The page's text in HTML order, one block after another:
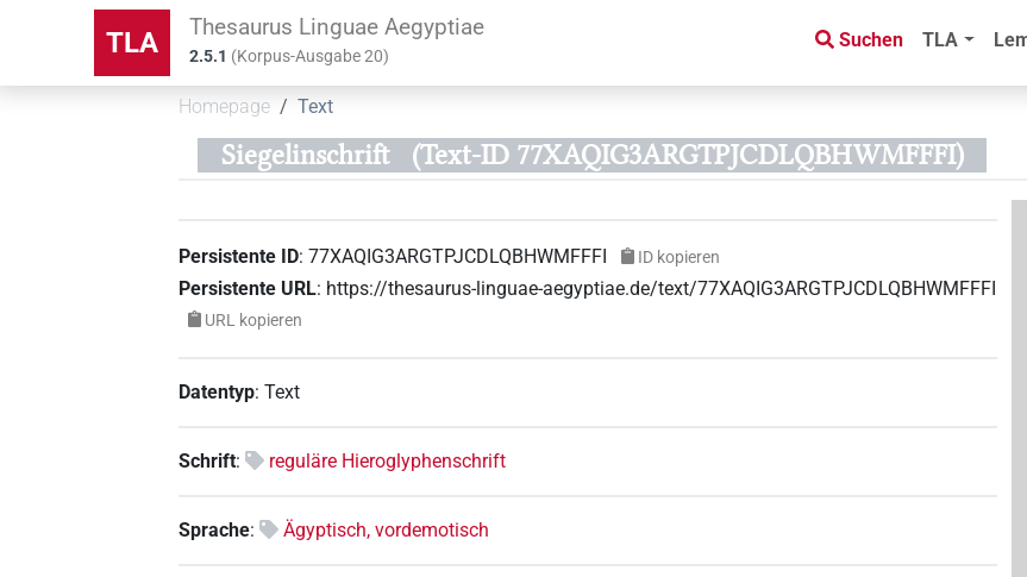
TLA Thesaurus Linguae Aegyptiae
2.5.1 (Korpus-Ausgabe20)
Suchen TLA
Homepage Text
Siegelinschrift (Text-ID 77XAQIG3ARGTPJCDLQBHWMFFFI)
Persistente ID:77XAQIG3ARGTPJCDLQBHWMFFFI ID kopieren
Persistente URL: https://thesaurus-linguae-aegyptiae.de/text/77XAQIG3ARGTPJCDLQBHWMFFFI
URL kopieren
Datentyp:Text
Schrift: reguläre Hieroglyphenschrift
Sprache: Ägyptisch, vordemotisch